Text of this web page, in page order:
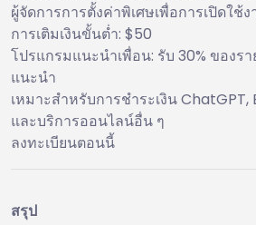
ผู้จัดการการตั้งค่าพิเศษเพื่อการเปิดใช้ง
การเติมเงินขั้นต่ำ: $50
โปรแกรมแนะนำเพื่อน: รับ 30% ของร
แนะนำ
เหมาะสำหรับการชำระเงิน
และบริการออนไลน์อื่น ๆ
ลงทะเบียนตอนนี้
สรุป